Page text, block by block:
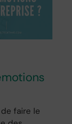
faire le